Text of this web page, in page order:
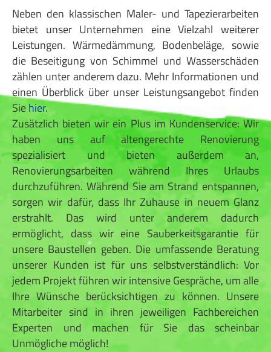
Neben den klassischen Maler- und Tapezierarbeiten
bietet unser Unternehmen eine Vielzahl weiterer
Leistungen. Wärmedämmung, Bodenbeläge, sowie
die Beseitigung von Schimmel und Wasserschäden
zählen unter anderem dazu. Mehr Informationen und
einen Überblick über unser Leistungsangebot finden
Siehier.
Zusätzlich bieten wir ein Plus im Kundenservice: Wir
haben uns auf altengerechte Renovierung
spezialisiert und bieten außerdem an,
Renovierungsarbeiten während Ihres Urlaubs
durchzuführen. Während Sie am Strand entspannen,
sorgen wir dafür, dass Ihr Zuhause in neuem Glanz
erstrahlt. Das wird unter anderem dadurch
ermöglicht, dass wir eine Sauberkeitsgarantie für
unsere Baustellen geben. Die umfassende Beratung
unserer Kunden ist für uns selbstverständlich: Vor
jedem Projekt führen wir intensive Gespräche, um alle
Ihre Wünsche berücksichtigen zu können. Unsere
Mitarbeiter sind in ihren jeweiligen Fachbereichen
Experten und machen für Sie das scheinbar
Unmögliche möglich!